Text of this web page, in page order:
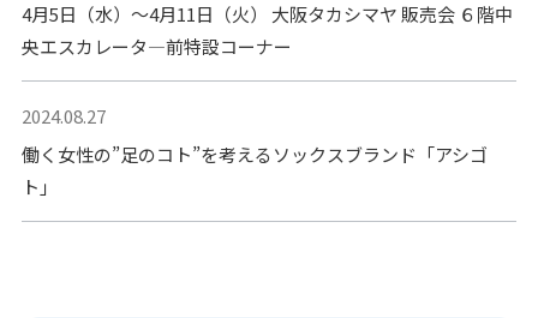
4月5日（水）～4月11日（火） 大阪タカシマヤ 販売会 ６階中
央エスカレータ―前特設コーナー
2024.08.27
働く女性の”足のコト”を考えるソックスブランド「アシゴ
ト」